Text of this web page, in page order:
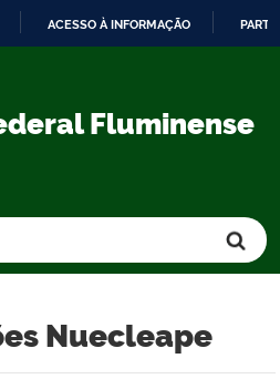
CONTEÚDO
ACESSO À INFORMAÇÃO
Fluminense
Nuecleape